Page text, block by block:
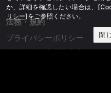
法務・規約
プライバシーポリシー
か、詳細を確認したい場合は、
リシー]をご参照ください。
閉